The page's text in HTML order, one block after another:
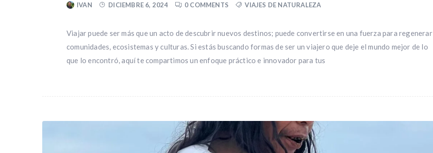
IVAN DICIEMBRE 6, 2024 0 COMMENTS VIAJES DE NATURALEZA
Viajar puede ser más que un acto de descubrir nuevos destinos; puede convertirse en una fuerza para regenerar
comunidades, ecosistemas y culturas. Si estás buscando formas de ser un viajero que deje el mundo mejor de lo
que lo encontró, aquí te compartimos un enfoque práctico e innovador para tus